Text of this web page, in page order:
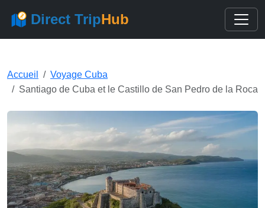
Direct TripHub
Accueil
Voyage Cuba
Santiago de Cuba et le Castillo de San Pedro de la Roca